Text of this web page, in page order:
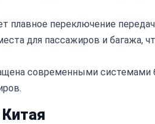
плавное переключение
для пассажиров и багажа,
современными системами